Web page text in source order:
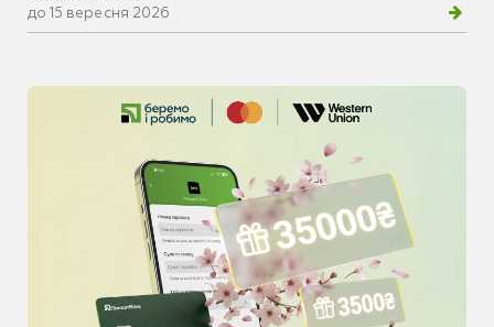
до 15 вересня 2026